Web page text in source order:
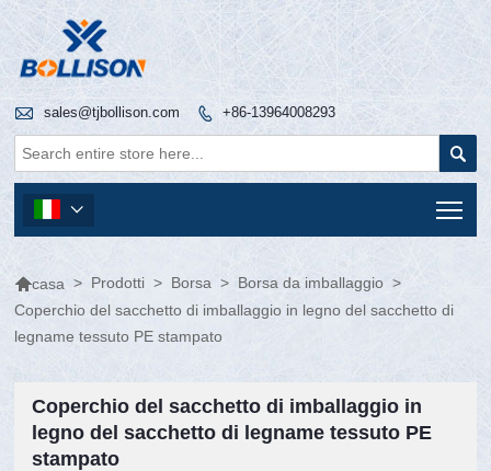
 sales@tjbollison.com  +86-13964008293


casa > Prodotti > Borsa > Borsa da imballaggio >
Coperchio del sacchetto di imballaggio in legno del sacchetto di
legname tessuto PE stampato
Coperchio del sacchetto di imballaggio in
legno del sacchetto di legname tessuto PE
stampato